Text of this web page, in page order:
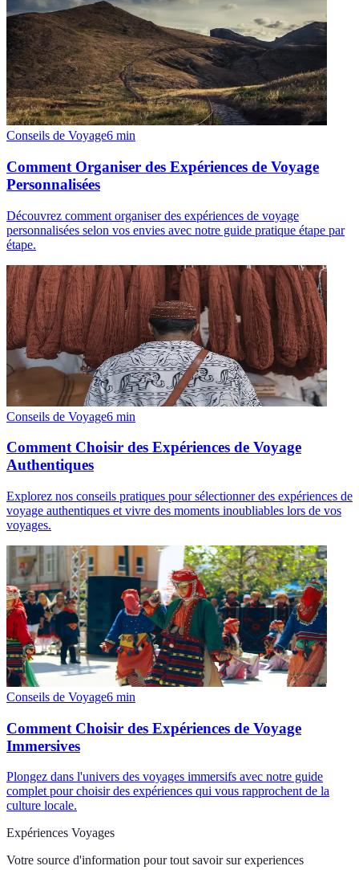
Conseils de Voyage6 min
Comment Organiser des Expériences de Voyage
Personnalisées
Découvrez comment organiser des expériences de voyage
personnalisées selon vos envies avec notre guide pratique étape par
étape.
Conseils de Voyage6 min
Comment Choisir des Expériences de Voyage
Authentiques
Explorez nos conseils pratiques pour sélectionner des expériences de
voyage authentiques et vivre des moments inoubliables lors de vos
voyages.
Conseils de Voyage6 min
Comment Choisir des Expériences de Voyage
Immersives
Plongez dans l'univers des voyages immersifs avec notre guide
complet pour choisir des expériences qui vous rapprochent de la
culture locale.
Expériences Voyages
Votre source d'information pour tout savoir sur experiences